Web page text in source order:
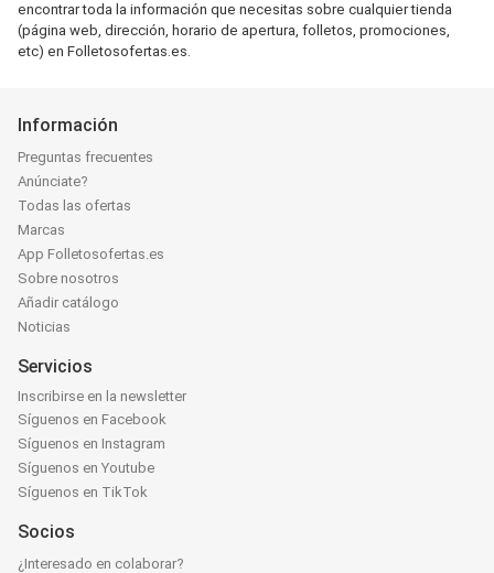
encontrar toda la información que necesitas sobre cualquier tienda
(página web, dirección, horario de apertura, folletos, promociones,
etc) en Folletosofertas.es.
Información
Preguntas frecuentes
Anúnciate?
Todas las ofertas
Marcas
App Folletosofertas.es
Sobre nosotros
Añadir catálogo
Noticias
Servicios
Inscribirse en la newsletter
Síguenos en Facebook
Síguenos en Instagram
Síguenos en Youtube
Síguenos en TikTok
Socios
¿Interesado en colaborar?